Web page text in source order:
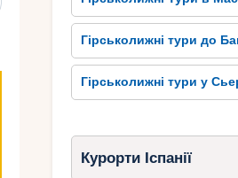
Гірськолижні тури до
Гірськолижні тури у
Курорти Іспанії